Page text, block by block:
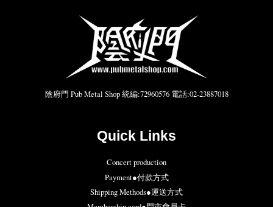
陰府門 Pub Metal Shop 統編:72960576 電話:02-23887018
Quick Links
Concert production
Payment●付款方式
Shipping Methods●運送方式